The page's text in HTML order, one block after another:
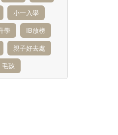
小一入學
學
IB放榜
親子好去處
毛孩